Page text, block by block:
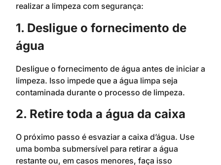
realizar a limpeza com segurança:
1. Desligue o fornecimento de
água
Desligue o fornecimento de água antes de iniciar a
limpeza. Isso impede que a água limpa seja
contaminada durante o processo de limpeza.
2. Retire toda a água da caixa
O próximo passo é esvaziar a caixa d’água. Use
uma bomba submersível para retirar a água
restante ou, em casos menores, faça isso